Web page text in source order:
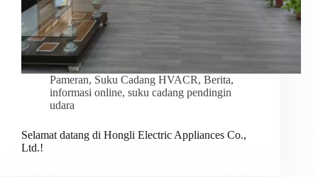
Pameran, Suku Cadang HVACR, Berita,
informasi online, suku cadang pendingin
udara
Selamat datang di Hongli Electric Appliances Co.,
Ltd.!